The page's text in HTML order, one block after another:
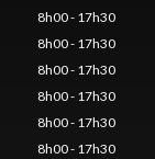
8h00 - 17h30
8h00 - 17h30
8h00 - 17h30
8h00 - 17h30
8h00 - 17h30
8h00 - 17h30